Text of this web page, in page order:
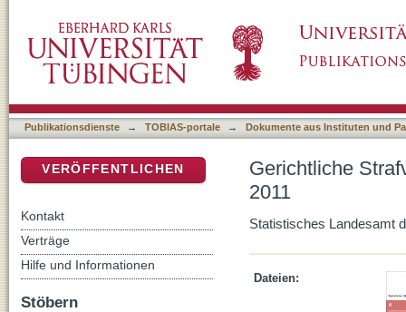
Publikationsdienste → TOBIAS-portale → Dokumente aus Instituten und
Gerichtliche
2011
Statistisches Landesamt
Dateien:
VERÖFFENTLICHEN
Kontakt
Verträge
Hilfe und Informationen
Stöbern